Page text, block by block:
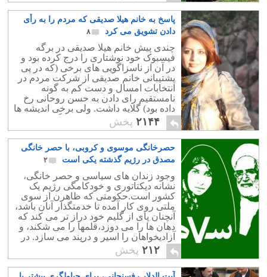
پاسخ به خانم هیلا صدیقی‎ که مردم را به رأی
دادن تشویق می کرد
۸
چندی پیش خانم هیلا صدیقی در برگه
فیسبوک خود نوشتاری را درج کرده بود و
در آن از ناسزاگویی های برخی (که در پی
پشتیبانی خانم صدیقی از شرکت مردم در
انتخابات امسال و دست کم به گونه
نامستقیم رای دادن به حسن روحانی رخ
داده بود) گلایه داشت. ولی برخی اندیشه ها
و واکنش های ایشان بحث برانگیز و مایه
شگفتی است.
۲۱۴۴ پخش
حصرخانگی موسوی و کروبی، با حصر خانگی
مصدق در رژیم گذشته یکی است
۲
وجود زندان های سیاسی و حصر خانگی،
نشانه دیکتاتوری و خودکامگی رژیم یک
کشور است.حکومتی که ظاهرن از سوی
ملتی روی کار آمده تا خدمتگذار آنان باشد،
آنچنان پای از گلیم خود دراز تر می کند که
دهان ها را می دوزد،قلمها را می شکند، و
آزادیخواهان را اسیر و دربند می سازد. در
چنین کشوری مردم تنها آدمک های
متحرکند.
۲۱۲ پخش